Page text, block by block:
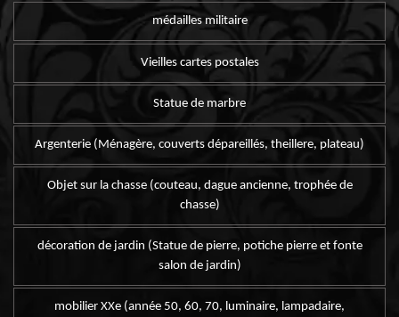
médailles militaire
Vieilles cartes postales
Statue de marbre
Argenterie (Ménagère, couverts dépareillés, theillere, plateau)
Objet sur la chasse (couteau, dague ancienne, trophée de
chasse)
décoration de jardin (Statue de pierre, potiche pierre et fonte
salon de jardin)
mobilier XXe (année 50, 60, 70, luminaire, lampadaire,